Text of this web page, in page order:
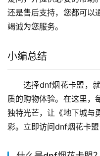
还是售后支持，您都可以
竭诚为您服务。
小编总结
选择dnf烟花卡盟，
质的购物体验。在这里，
独特光芒，让《地下城与
彩。立即访问dnf烟花卡盟